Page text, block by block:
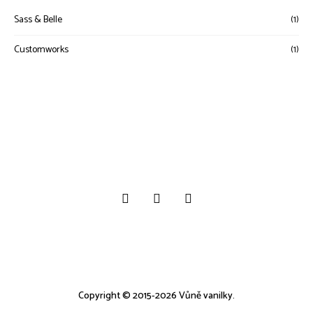
Sass & Belle (1)
Customworks (1)
Copyright © 2015-2026 Vůně vanilky.